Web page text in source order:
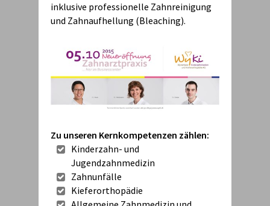
inklusive professionelle Zahnreinigung
und Zahnaufhellung (Bleaching).
Zu unseren Kernkompetenzen zählen:
Kinderzahn- und
Jugendzahnmedizin
Zahnunfälle
Kieferorthopädie